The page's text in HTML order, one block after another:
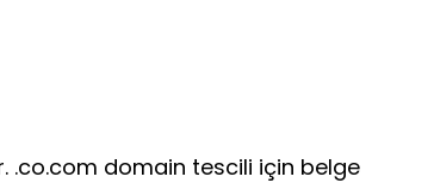
.co.com domain tescili için belge